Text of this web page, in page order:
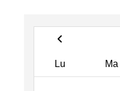
Lu Ma